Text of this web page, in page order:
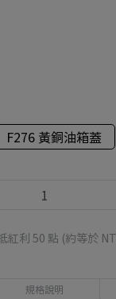
F276 黃銅油箱蓋
紅利 50 點 (約等於
規格說明